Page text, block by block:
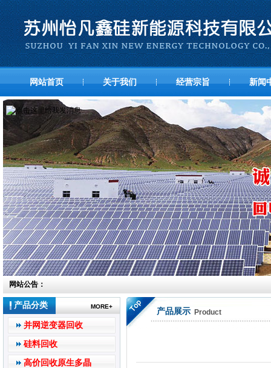
网站首页 关于我们 经营宗旨 新闻
网站公告：
产品分类 MORE+
并网逆变器回收
硅料回收
高价回收原生多晶
产品展示 Product